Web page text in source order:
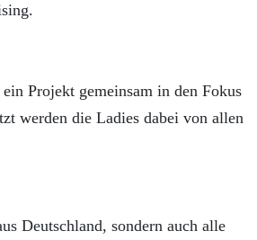
Projekt gemeinsam in den Fokus
werden die Ladies dabei von allen
Deutschland, sondern auch alle